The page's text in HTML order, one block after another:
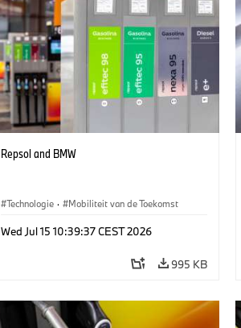
Repsol and BMW
Technologie · Mobiliteit van de Toekomst
Wed Jul 15 10:39:37 CEST 2026
995 KB